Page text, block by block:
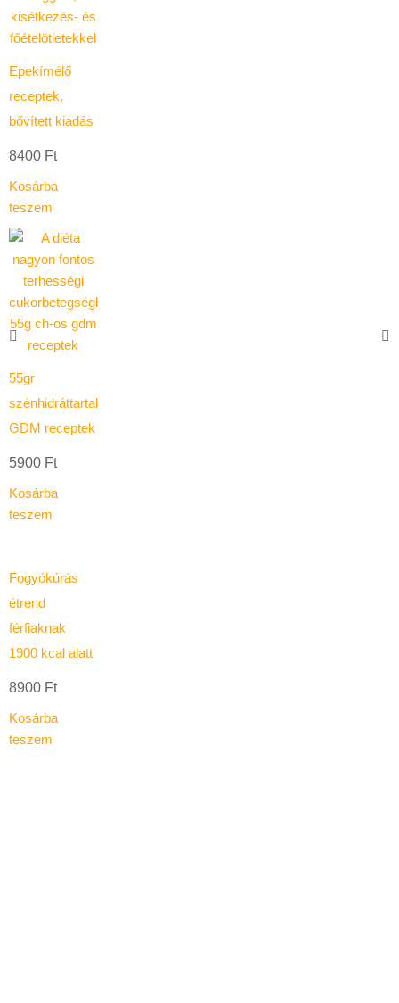
Epekímélő
receptek,
bővített kiadás
8400 Ft
Kosárba
teszem
55gr
szénhidráttartalmú
GDM receptek
5900 Ft
Kosárba
teszem
Fogyókúrás
étrend
férfiaknak
1900 kcal alatt
8900 Ft
Kosárba
teszem